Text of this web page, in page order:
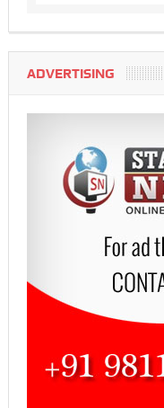
ADVERTISING